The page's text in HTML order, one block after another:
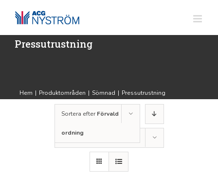
innehållet
Pressutrustning
Hem | Produktområden | Sömnad | Pressutrustning
Sortera efterFörvald
ordning
36 produkter